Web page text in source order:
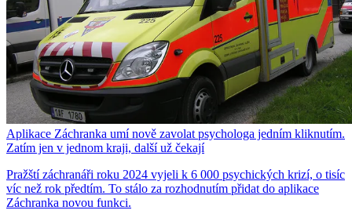
Aplikace Záchranka umí nově zavolat psychologa jedním kliknutím.
Zatím jen v jednom kraji, další už čekají
Pražští záchranáři roku 2024 vyjeli k 6 000 psychických krizí, o tisíc
víc než rok předtím. To stálo za rozhodnutím přidat do aplikace
Záchranka novou funkci.